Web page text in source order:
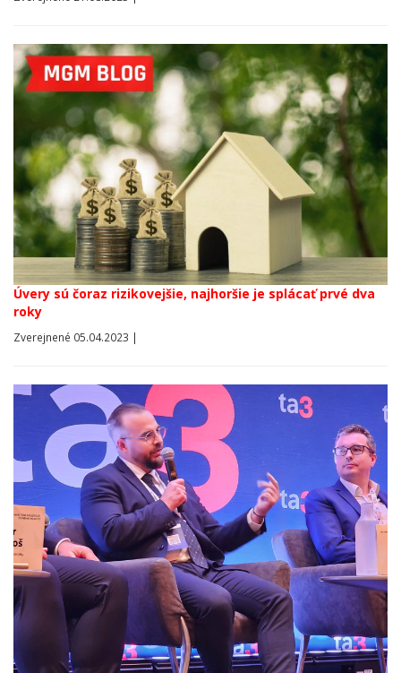
Úvery sú čoraz rizikovejšie, najhoršie je splácať prvé dva
roky
Zverejnené 05.04.2023 |